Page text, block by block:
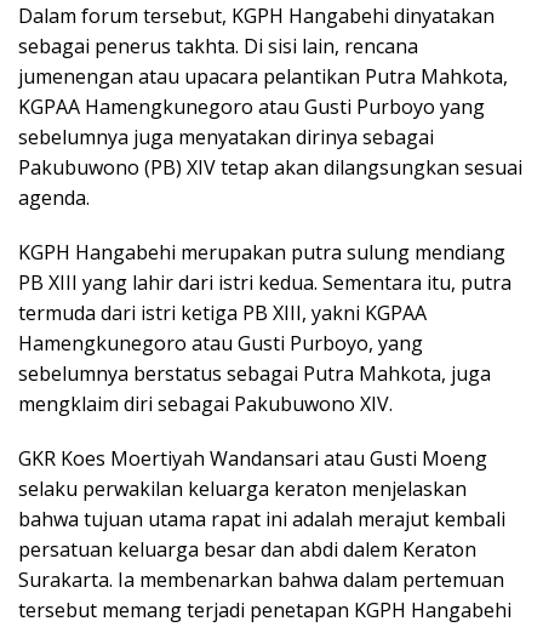
Dalam forum tersebut, KGPH Hangabehi dinyatakan
sebagai penerus takhta. Di sisi lain, rencana
jumenengan atau upacara pelantikan Putra Mahkota,
KGPAA Hamengkunegoro atau Gusti Purboyo yang
sebelumnya juga menyatakan dirinya sebagai
Pakubuwono (PB) XIV tetap akan dilangsungkan sesuai
agenda.
KGPH Hangabehi merupakan putra sulung mendiang
PB XIII yang lahir dari istri kedua. Sementara itu, putra
termuda dari istri ketiga PB XIII, yakni KGPAA
Hamengkunegoro atau Gusti Purboyo, yang
sebelumnya berstatus sebagai Putra Mahkota, juga
mengklaim diri sebagai Pakubuwono XIV.
GKR Koes Moertiyah Wandansari atau Gusti Moeng
selaku perwakilan keluarga keraton menjelaskan
bahwa tujuan utama rapat ini adalah merajut kembali
persatuan keluarga besar dan abdi dalem Keraton
Surakarta. Ia membenarkan bahwa dalam pertemuan
tersebut memang terjadi penetapan KGPH Hangabehi